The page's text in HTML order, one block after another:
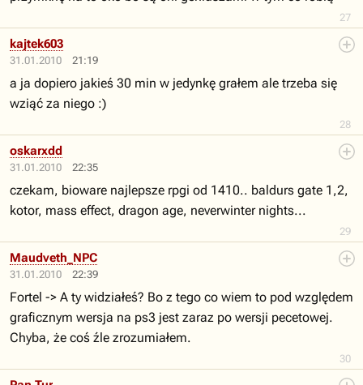
27
31.01.2010 21:19
28
kajtek603
a ja dopiero jakieś 30 min w jedynkę grałem ale trzeba się
wziąć za niego :)
31.01.2010 22:35
29
oskarxdd
czekam, bioware najlepsze rpgi od 1410.. baldurs gate 1,2,
kotor, mass effect, dragon age, neverwinter nights...
31.01.2010 22:39
30
Maudveth_NPC
Fortel -> A ty widziałeś? Bo z tego co wiem to pod względem
graficznym wersja na ps3 jest zaraz po wersji pecetowej.
Chyba, że coś źle zrozumiałem.